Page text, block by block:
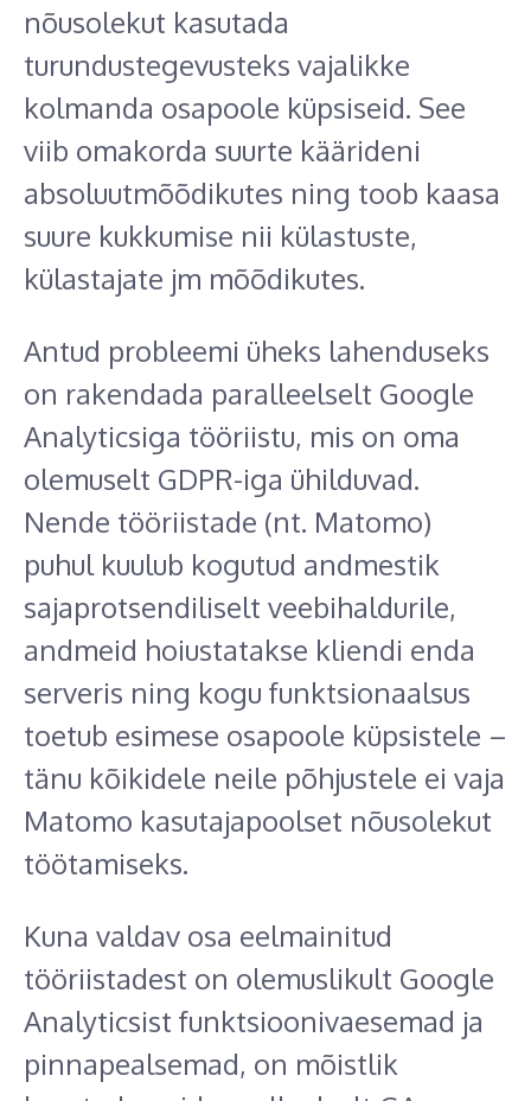
nõusolekut kasutada
turundustegevusteks vajalikke
kolmanda osapoole küpsiseid. See
viib omakorda suurte käärideni
absoluutmõõdikutes ning toob kaasa
suure kukkumise nii külastuste,
külastajate jm mõõdikutes.
Antud probleemi üheks lahenduseks
on rakendada paralleelselt Google
Analyticsiga tööriistu, mis on oma
olemuselt GDPR-iga ühilduvad.
Nende tööriistade (nt. Matomo)
puhul kuulub kogutud andmestik
sajaprotsendiliselt veebihaldurile,
andmeid hoiustatakse kliendi enda
serveris ning kogu funktsionaalsus
toetub esimese osapoole küpsistele –
tänu kõikidele neile põhjustele ei vaja
Matomo kasutajapoolset nõusolekut
töötamiseks.
Kuna valdav osa eelmainitud
tööriistadest on olemuslikult Google
Analyticsist funktsioonivaesemad ja
pinnapealsemad, on mõistlik